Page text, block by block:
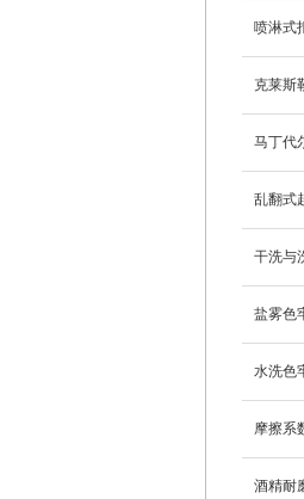
喷淋式
克莱斯
马丁代
乱翻式
干洗与
盐雾色
水洗色
摩擦系
酒精耐